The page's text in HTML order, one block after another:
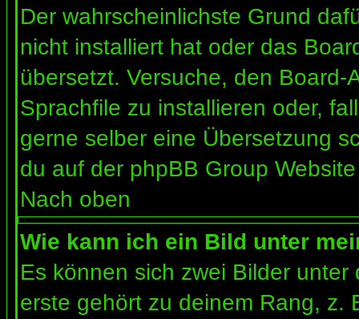
Der wahrscheinlichste Grund
nicht installiert hat oder das
übersetzt. Versuche, den
Sprachfile zu installieren oder,
gerne selber eine Übersetzung
du auf der phpBB Group
Nach oben
Wie kann ich ein Bild unter
Es können sich zwei Bilder
erste gehört zu deinem Rang, z.